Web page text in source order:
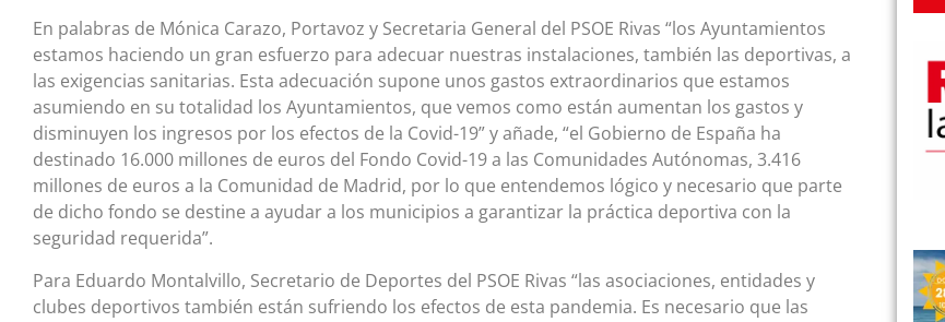
En palabras de Mónica Carazo, Portavoz y Secretaria General del PSOE Rivas “los Ayuntamientos
estamos haciendo un gran esfuerzo para adecuar nuestras instalaciones, también las deportivas, a
las exigencias sanitarias. Esta adecuación supone unos gastos extraordinarios que estamos
asumiendo en su totalidad los Ayuntamientos, que vemos como están aumentan los gastos y
disminuyen los ingresos por los efectos de la Covid-19” y añade, “el Gobierno de España ha
destinado 16.000 millones de euros del Fondo Covid-19 a las Comunidades Autónomas, 3.416
millones de euros a la Comunidad de Madrid, por lo que entendemos lógico y necesario que parte
de dicho fondo se destine a ayudar a los municipios a garantizar la práctica deportiva con la
seguridad requerida”.
Para Eduardo Montalvillo, Secretario de Deportes del PSOE Rivas “las asociaciones, entidades y
clubes deportivos también están sufriendo los efectos de esta pandemia. Es necesario que las